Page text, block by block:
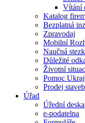
Vítání
Katalog
Bezplatná
Zpravodaj
Mobilní
Naučná
Důležité
Životní
Pomoc
Prodej
Úřad
Úřední deska
e-podatelna